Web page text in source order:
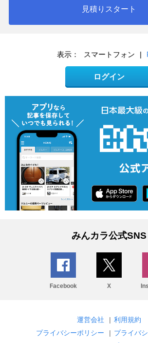
見積りスタート
表示： スマートフォン |
ログイン
みんカラ公式SNS
Facebook X
運営会社 | 利用規約
プライバシーポリシー
| プライバ